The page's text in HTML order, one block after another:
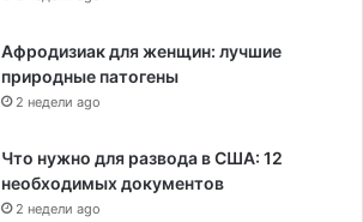
Афродизиак для женщин: лучшие
природные патогены
2 недели ago
Что нужно для развода в США: 12
необходимых документов
2 недели ago